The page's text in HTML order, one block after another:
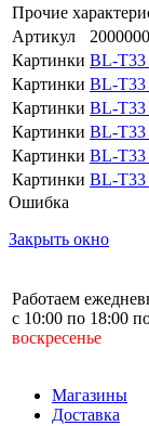
Прочие
Артикул
Картинки BL-T33
Картинки BL-T33
Картинки BL-T33
Картинки BL-T33
Картинки BL-T33
Картинки BL-T33
Ошибка
Закрыть окно
Работаем
с 10:00 по 18:00
воскресенье
Магазины
Доставка